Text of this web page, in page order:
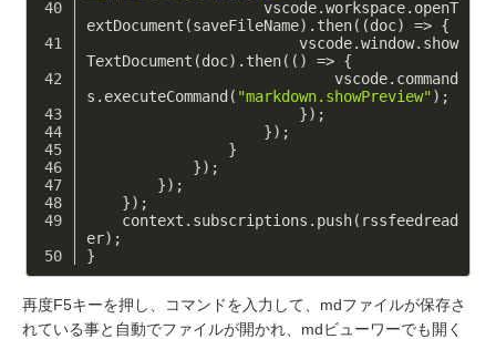
extDocument(saveFileName).then( (doc) => {
TextDocument(doc).then( () => {
s.executeCommand( "markdown.showPreview");
                        });
                    });
                }
            });
        });
    });
er);
}
再度F5キーを押し、コマンドを入力して、mdファイルが保存さ
れている事と自動でファイルが開かれ、mdビューワーでも開く